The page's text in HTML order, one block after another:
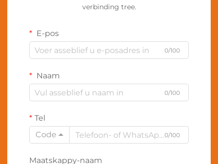
verbinding tree.
E-pos
0/100
Naam
0/100
Tel
Code
0/100
Maatskappy-naam